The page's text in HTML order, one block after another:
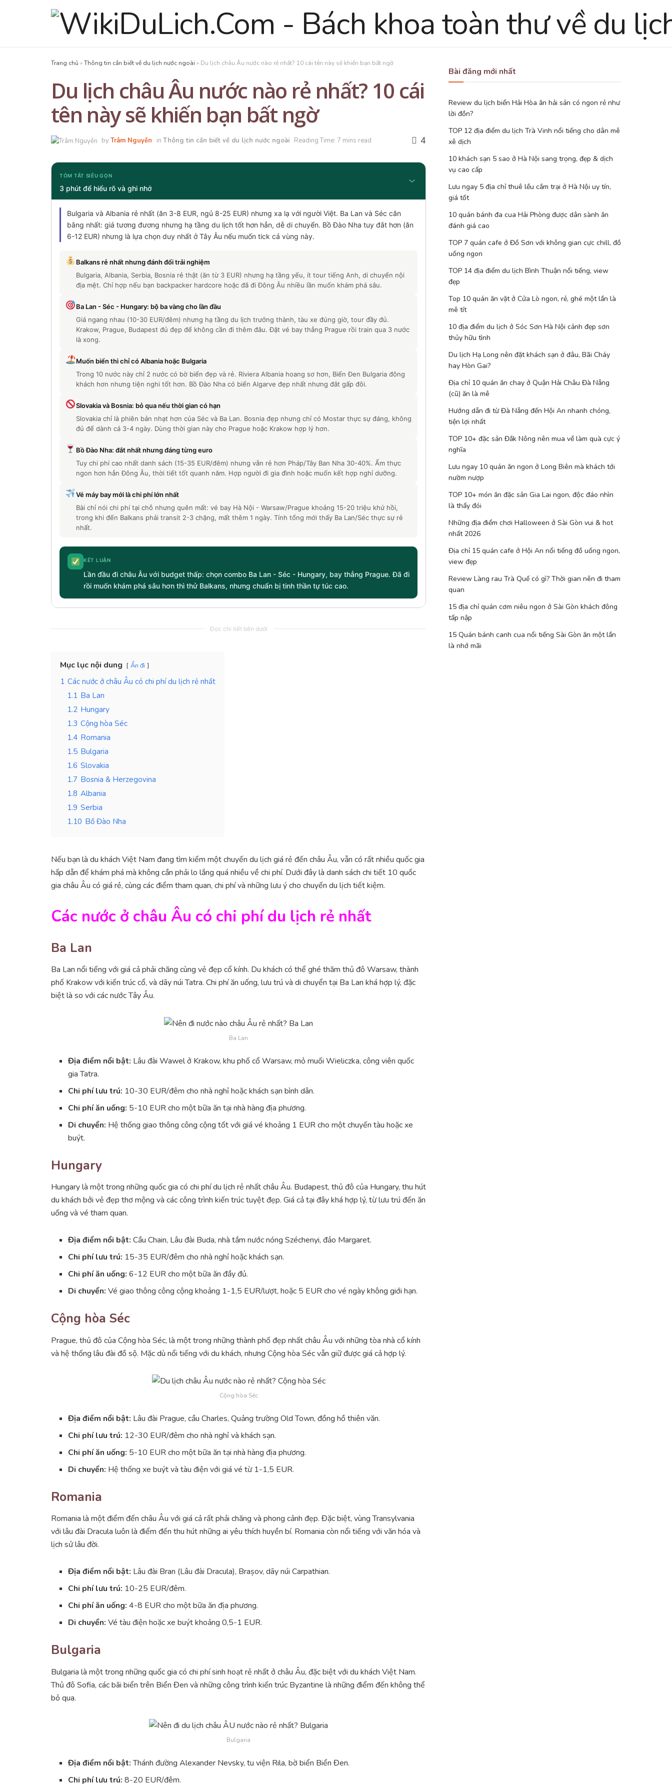
Trang chủ »Thông tin cần biết về du lịch nước ngoài » Du lịch châu Âu nước nào rẻ nhất? 10 cái tên này sẽ khiến bạn bất ngờ
Du lịch châu Âu nước nào rẻ nhất? 10 cái
tên này sẽ khiến bạn bất ngờ
byTrâm Nguyễn in Thông tin cần biết về du lịch nước ngoài Reading Time: 7 mins read 4
TÓM TẮT SIÊU GỌN
3 phút để hiểu rõ và ghi nhớ
Bulgaria và Albania rẻ nhất (ăn 3-8 EUR, ngủ 8-25 EUR) nhưng xa lạ với người Việt. Ba Lan và Séc cân
bằng nhất: giá tương đương nhưng hạ tầng du lịch tốt hơn hẳn, dễ di chuyển. Bồ Đào Nha tuy đắt hơn (ăn
6-12 EUR) nhưng là lựa chọn duy nhất ở Tây Âu nếu muốn tick cả vùng này.
Balkans rẻ nhất nhưng đánh đổi trải nghiệm
Bulgaria, Albania, Serbia, Bosnia rẻ thật (ăn từ 3 EUR) nhưng hạ tầng yếu, ít tour tiếng Anh, di chuyển nội
địa mệt. Chỉ hợp nếu bạn backpacker hardcore hoặc đã đi Đông Âu nhiều lần muốn khám phá sâu.
Ba Lan - Séc - Hungary: bộ ba vàng cho lần đầu
Giá ngang nhau (10-30 EUR/đêm) nhưng hạ tầng du lịch trưởng thành, tàu xe đúng giờ, tour đầy đủ.
Krakow, Prague, Budapest đủ đẹp để không cần đi thêm đâu. Đặt vé bay thẳng Prague rồi train qua 3 nước
là xong.
Muốn biển thì chỉ có Albania hoặc Bulgaria
Trong 10 nước này chỉ 2 nước có bờ biển đẹp và rẻ. Riviera Albania hoang sơ hơn, Biển Đen Bulgaria đông
khách hơn nhưng tiện nghi tốt hơn. Bồ Đào Nha có biển Algarve đẹp nhất nhưng đắt gấp đôi.
Slovakia và Bosnia: bỏ qua nếu thời gian có hạn
Slovakia chỉ là phiên bản nhạt hơn của Séc và Ba Lan. Bosnia đẹp nhưng chỉ có Mostar thực sự đáng, không
đủ để dành cả 3-4 ngày. Dùng thời gian này cho Prague hoặc Krakow hợp lý hơn.
Bồ Đào Nha: đắt nhất nhưng đáng từng euro
Tuy chi phí cao nhất danh sách (15-35 EUR/đêm) nhưng vẫn rẻ hơn Pháp/Tây Ban Nha 30-40%. Ẩm thực
ngon hơn hẳn Đông Âu, thời tiết tốt quanh năm. Hợp người đi gia đình hoặc muốn kết hợp nghỉ dưỡng.
Vé máy bay mới là chi phí lớn nhất
Bài chỉ nói chi phí tại chỗ nhưng quên mất: vé bay Hà Nội - Warsaw/Prague khoảng 15-20 triệu khứ hồi,
trong khi đến Balkans phải transit 2-3 chặng, mất thêm 1 ngày. Tính tổng mới thấy Ba Lan/Séc thực sự rẻ
nhất.
KẾT LUẬN
Lần đầu đi châu Âu với budget thấp: chọn combo Ba Lan - Séc - Hungary, bay thẳng Prague. Đã đi
rồi muốn khám phá sâu hơn thì thử Balkans, nhưng chuẩn bị tinh thần tự túc cao.
Đọc chi tiết bên dưới
Mục lục nội dung Ẩn đi
1 Các nước ở châu Âu có chi phí du lịch rẻ nhất
1.1 Ba Lan
1.2 Hungary
1.3 Cộng hòa Séc
1.4 Romania
1.5 Bulgaria
1.6 Slovakia
1.7 Bosnia & Herzegovina
1.8 Albania
1.9 Serbia
1.10 Bồ Đào Nha
Nếu bạn là du khách Việt Nam đang tìm kiếm một chuyến du lịch giá rẻ đến châu Âu, vẫn có rất nhiều quốc gia
hấp dẫn để khám phá mà không cần phải lo lắng quá nhiều về chi phí. Dưới đây là danh sách chi tiết 10 quốc
gia châu Âu có giá rẻ, cùng các điểm tham quan, chi phí và những lưu ý cho chuyến du lịch tiết kiệm.
Các nước ở châu Âu có chi phí du lịch rẻ nhất
Ba Lan
Ba Lan nổi tiếng với giá cả phải chăng cùng vẻ đẹp cổ kính. Du khách có thể ghé thăm thủ đô Warsaw, thành
phố Krakow với kiến trúc cổ, và dãy núi Tatra. Chi phí ăn uống, lưu trú và di chuyển tại Ba Lan khá hợp lý, đặc
biệt là so với các nước Tây Âu.
Ba Lan
Địa điểm nổi bật: Lâu đài Wawel ở Krakow, khu phố cổ Warsaw, mỏ muối Wieliczka, công viên quốc
gia Tatra.
Chi phí lưu trú: 10-30 EUR/đêm cho nhà nghỉ hoặc khách sạn bình dân.
Chi phí ăn uống: 5-10 EUR cho một bữa ăn tại nhà hàng địa phương.
Di chuyển: Hệ thống giao thông công cộng tốt với giá vé khoảng 1 EUR cho một chuyến tàu hoặc xe
buýt.
Hungary
Hungary là một trong những quốc gia có chi phí du lịch rẻ nhất châu Âu. Budapest, thủ đô của Hungary, thu hút
du khách bởi vẻ đẹp thơ mộng và các công trình kiến trúc tuyệt đẹp. Giá cả tại đây khá hợp lý, từ lưu trú đến ăn
uống và vé tham quan.
Địa điểm nổi bật: Cầu Chain, Lâu đài Buda, nhà tắm nước nóng Széchenyi, đảo Margaret.
Chi phí lưu trú: 15-35 EUR/đêm cho nhà nghỉ hoặc khách sạn.
Chi phí ăn uống: 6-12 EUR cho một bữa ăn đầy đủ.
Di chuyển: Vé giao thông công cộng khoảng 1-1,5 EUR/lượt, hoặc 5 EUR cho vé ngày không giới hạn.
Cộng hòa Séc
Prague, thủ đô của Cộng hòa Séc, là một trong những thành phố đẹp nhất châu Âu với những tòa nhà cổ kính
và hệ thống lâu đài đồ sộ. Mặc dù nổi tiếng với du khách, nhưng Cộng hòa Séc vẫn giữ được giá cả hợp lý.
Cộng hòa Séc
Địa điểm nổi bật: Lâu đài Prague, cầu Charles, Quảng trường Old Town, đồng hồ thiên văn.
Chi phí lưu trú: 12-30 EUR/đêm cho nhà nghỉ và khách sạn.
Chi phí ăn uống: 5-10 EUR cho một bữa ăn tại nhà hàng địa phương.
Di chuyển: Hệ thống xe buýt và tàu điện với giá vé từ 1-1,5 EUR.
Romania
Romania là một điểm đến châu Âu với giá cả rất phải chăng và phong cảnh đẹp. Đặc biệt, vùng Transylvania
với lâu đài Dracula luôn là điểm đến thu hút những ai yêu thích huyền bí. Romania còn nổi tiếng với văn hóa và
lịch sử lâu đời.
Địa điểm nổi bật: Lâu đài Bran (Lâu đài Dracula), Brașov, dãy núi Carpathian.
Chi phí lưu trú: 10-25 EUR/đêm.
Chi phí ăn uống: 4-8 EUR cho một bữa ăn địa phương.
Di chuyển: Vé tàu điện hoặc xe buýt khoảng 0,5-1 EUR.
Bulgaria
Bulgaria là một trong những quốc gia có chi phí sinh hoạt rẻ nhất ở châu Âu, đặc biệt với du khách Việt Nam.
Thủ đô Sofia, các bãi biển trên Biển Đen và những công trình kiến trúc Byzantine là những điểm đến không thể
bỏ qua.
Bulgaria
Địa điểm nổi bật:Thánh đường Alexander Nevsky, tu viện Rila, bờ biển Biển Đen.
Chi phí lưu trú: 8-20 EUR/đêm.
Bài đăng mới nhất
Review du lịch biển Hải Hòa ăn hải sản có ngon rẻ như
lời đồn?
TOP 12 địa điểm du lịch Trà Vinh nổi tiếng cho dân mê
xê dịch
10 khách sạn 5 sao ở Hà Nội sang trọng, đẹp & dịch
vụ cao cấp
Lưu ngay 5 địa chỉ thuê lều cắm trại ở Hà Nội uy tín,
giá tốt
10 quán bánh đa cua Hải Phòng được dân sành ăn
đánh giá cao
TOP 7 quán cafe ở Đồ Sơn với không gian cực chill, đồ
uống ngon
TOP 14 địa điểm du lịch Bình Thuận nổi tiếng, view
đẹp
Top 10 quán ăn vặt ở Cửa Lò ngon, rẻ, ghé một lần là
mê tít
10 địa điểm du lịch ở Sóc Sơn Hà Nội cảnh đẹp sơn
thủy hữu tình
Du lịch Hạ Long nên đặt khách sạn ở đâu, Bãi Cháy
hay Hòn Gai?
Địa chỉ 10 quán ăn chay ở Quận Hải Châu Đà Nẵng
(cũ) ăn là mê
Hướng dẫn đi từ Đà Nẵng đến Hội An nhanh chóng,
tiện lợi nhất
TOP 10+ đặc sản Đắk Nông nên mua về làm quà cực ý
nghĩa
Lưu ngay 10 quán ăn ngon ở Long Biên mà khách tới
nườm nượp
TOP 10+ món ăn đặc sản Gia Lai ngon, độc đáo nhìn
là thấy đói
Những địa điểm chơi Halloween ở Sài Gòn vui & hot
nhất 2026
Địa chỉ 15 quán cafe ở Hội An nổi tiếng đồ uống ngon,
view đẹp
Review Làng rau Trà Quế có gì? Thời gian nên đi tham
quan
15 địa chỉ quán cơm niêu ngon ở Sài Gòn khách đông
tấp nập
15 Quán bánh canh cua nổi tiếng Sài Gòn ăn một lần
là nhớ mãi